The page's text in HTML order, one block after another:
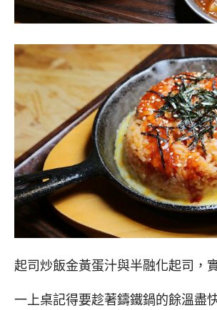
起司炒飯金黃蛋汁與半融化起司，
一上桌記得要趁著鑄鐵鍋的餘溫盡